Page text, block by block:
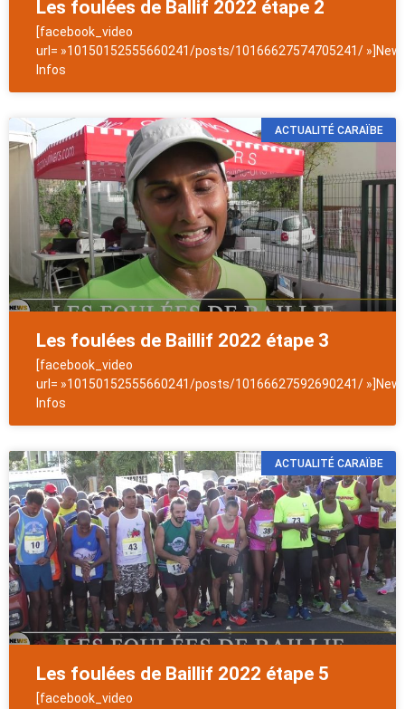
Les foulées de Ballif 2022 étape 2
[facebook_video
url= »10150152555660241/posts/10166627574705241/
Infos
ACTUALITÉ CARAÏBE
Les foulées de Baillif 2022 étape 3
[facebook_video
url= »10150152555660241/posts/10166627592690241/
Infos
ACTUALITÉ CARAÏBE
Les foulées de Baillif 2022 étape 5
[facebook_video